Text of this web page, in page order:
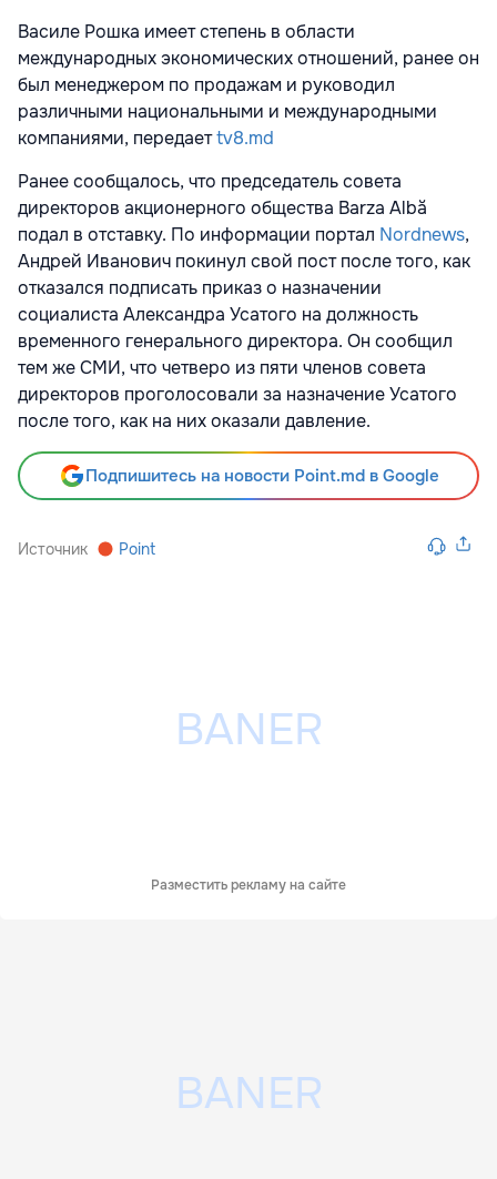
Василе Рошка имеет степень в области
международных экономических отношений, ранее он
был менеджером по продажам и руководил
различными национальными и международными
компаниями, передаетtv8.md
Ранее сообщалось, что председатель совета
директоров акционерного общества Barza Albă
подал в отставку. По информации портал Nordnews,
Андрей Иванович покинул свой пост после того, как
отказался подписать приказ о назначении
социалиста Александра Усатого на должность
временного генерального директора. Он сообщил
тем же СМИ, что четверо из пяти членов совета
директоров проголосовали за назначение Усатого
после того, как на них оказали давление.
Подпишитесь на новости Point.md в Google
Источник Point
Разместить рекламу на сайте